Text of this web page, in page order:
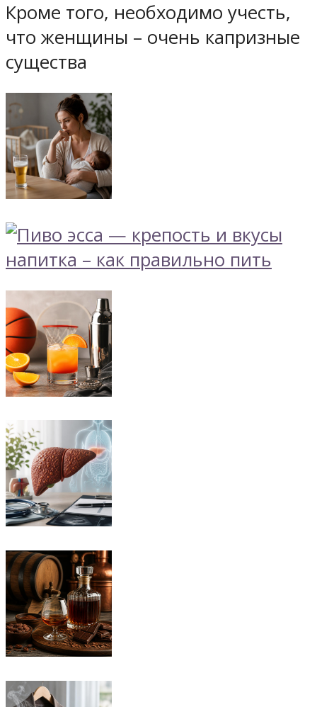
Кроме того, необходимо учесть,
что женщины – очень капризные
существа